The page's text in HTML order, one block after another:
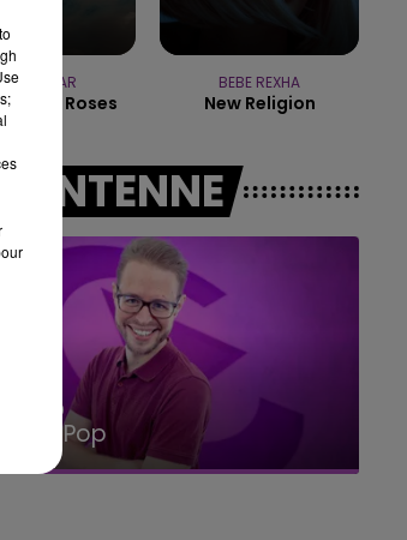
10h00 - 14h00
DE CAISSE
Roses
BEBE REXHA
New Religion
- 15h00
Radio Pop